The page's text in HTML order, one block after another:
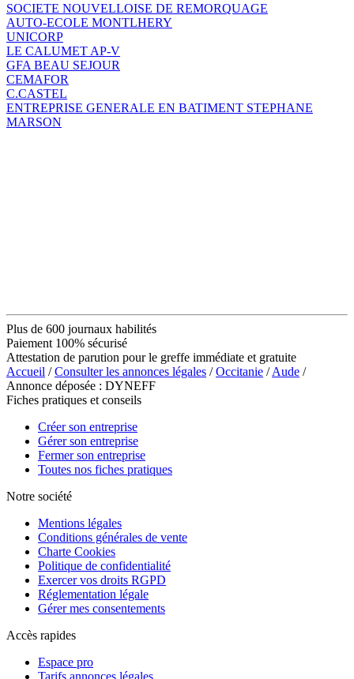
SOCIETE NOUVELLOISE DE REMORQUAGE
AUTO-ECOLE MONTLHERY
UNICORP
LE CALUMET AP-V
GFA BEAU SEJOUR
CEMAFOR
C.CASTEL
ENTREPRISE GENERALE EN BATIMENT STEPHANE
MARSON
Plus de 600 journaux habilités
Paiement 100% sécurisé
Attestation de parution pour le greffe immédiate et gratuite
Accueil /Consulter les annonces légales /Occitanie /Aude /
Annonce déposée : DYNEFF
Fiches pratiques et conseils
Créer son entreprise
Gérer son entreprise
Fermer son entreprise
Toutes nos fiches pratiques
Notre société
Mentions légales
Conditions générales de vente
Charte Cookies
Politique de confidentialité
Exercer vos droits RGPD
Réglementation légale
Gérer mes consentements
Accès rapides
Espace pro
Tarifs annonces légales